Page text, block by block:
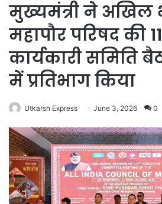
मुख्यमंत्री ने अखिल
महापौर परिषद की
कार्यकारी समिति
में प्रतिभाग किया
Utkarsh Express June 3, 2026 0